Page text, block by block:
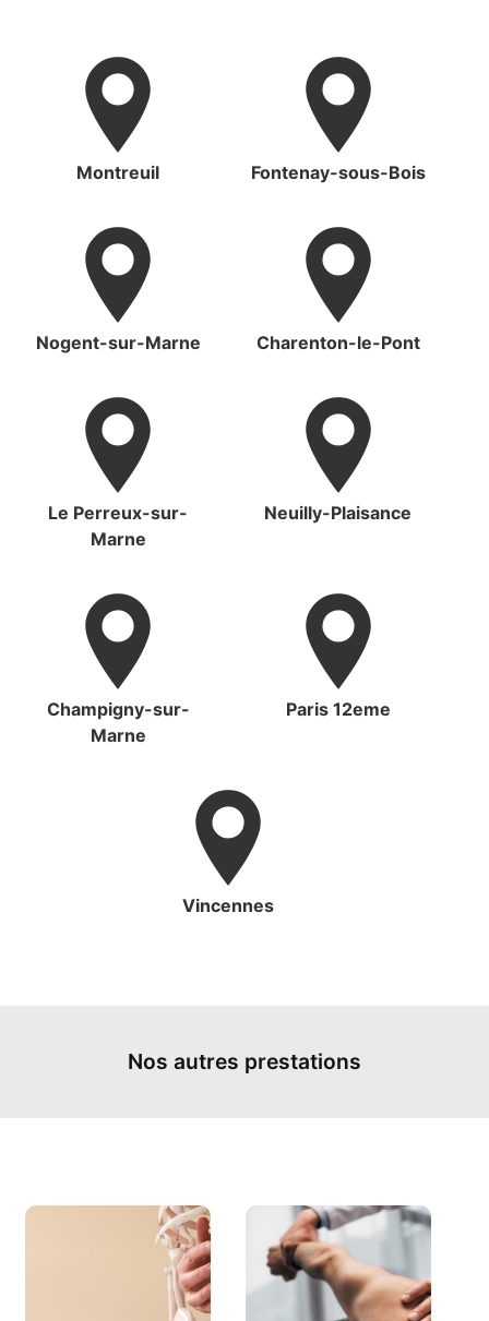
Montreuil Fontenay-sous-Bois
Nogent-sur-Marne Charenton-le-Pont
Le Perreux-sur-
Marne
Neuilly-Plaisance
Champigny-sur-
Marne
Paris 12eme
Vincennes
Nos autres prestations